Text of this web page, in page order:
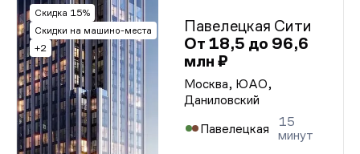
Скидка 15%
Скидки на машино-места
+2
Павелецкая Сити
От 18,5 до 96,6
млн ₽
Москва, ЮАО,
Даниловский
Павелецкая
15
минут